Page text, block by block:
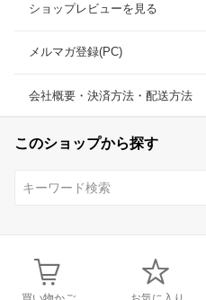
ショップレビューを見る
メルマガ登録(PC)
会社概要・決済方法・配送方法
このショップから探す